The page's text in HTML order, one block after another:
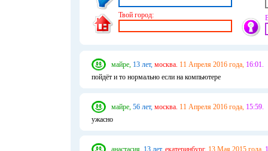
Твой город:
майре, 13 лет, москва. 11 Апреля 2016 года, 16:01.
пойдёт и то нормально если на компьютере
майре, 56 лет, москва. 11 Апреля 2016 года, 15:59.
ужасно
анастасия, 13 лет, екатеринбург. 13 Мая 2015 года,